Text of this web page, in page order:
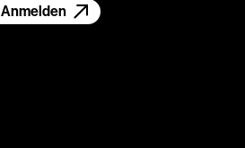
Anmelden